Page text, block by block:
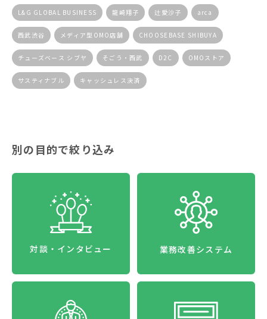
L&G GLOBAL BUSINESS 龍崎翔子 辻愛沙子 arca
西武渋谷 メディア型OMO店舗 CHOOSEBASE SHIBUYA
チューズベース シブヤ そごう・西武 D2C OMOストア
サスティナブル キャッシュレス決済
別の目的で絞り込み
対談・インタビュー 業務改善システム